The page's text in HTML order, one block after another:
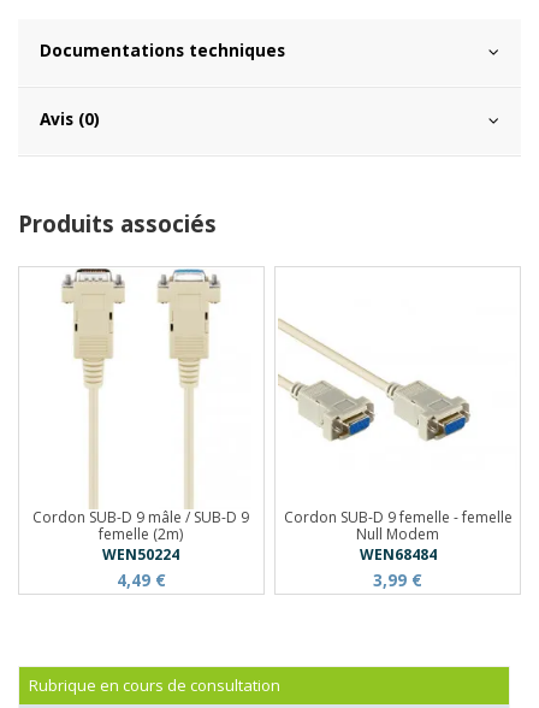
Documentations techniques
Avis (0)
Produits associés
Cordon SUB-D 9 mâle / SUB-D 9
femelle (2m)
WEN50224
4,49 €
Cordon SUB-D 9 femelle - femelle
Null Modem
WEN68484
3,99 €
Rubrique en cours de consultation